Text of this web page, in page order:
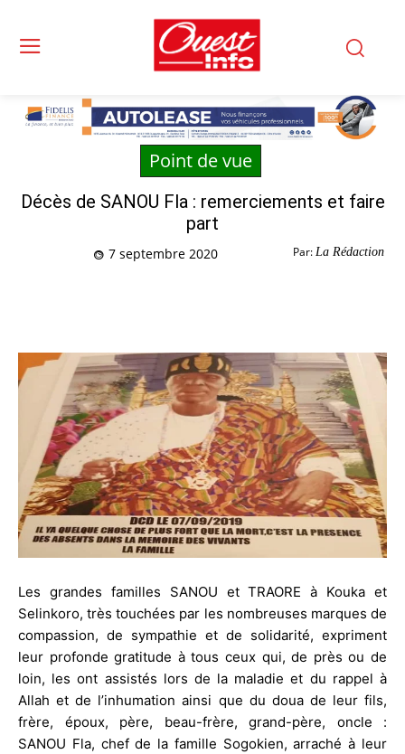
Point de vue
Décès de SANOU Fla : remerciements et faire
part
Par: La Rédaction
7 septembre 2020
Les grandes familles SANOU et TRAORE à Kouka et
Selinkoro, très touchées par les nombreuses marques de
compassion, de sympathie et de solidarité, expriment
leur profonde gratitude à tous ceux qui, de près ou de
loin, les ont assistés lors de la maladie et du rappel à
Allah et de l’inhumation ainsi que du doua de leur fils,
frère, époux, père, beau-frère, grand-père, oncle :
SANOU Fla, chef de la famille Sogokien, arraché à leur